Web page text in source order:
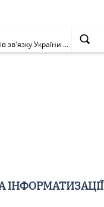
Про розгляд проекту Угоди між Національною комісією, що здійснює державне регулювання у сфері зв'язку та інформатизації і Профспілкою працівників зв'язку України на 2020 - 2021 роки
ІНФОРМАТИЗАЦІЇ